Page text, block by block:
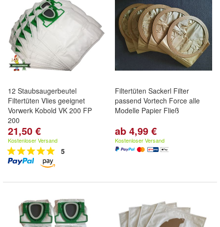
12 Staubsaugerbeutel
Filtertüten Vlies geeignet
Vorwerk Kobold VK 200 FP
200
21,50 €
Kostenloser Versand
5
Filtertüten Sackerl Filter
passend Vortech Force alle
Modelle Papier Fließ
ab 4,99 €
Kostenloser Versand